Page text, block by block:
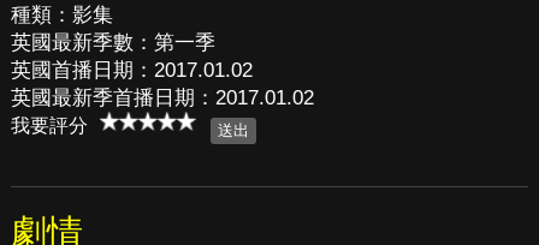
種類：影集
英國最新季數：第一季
英國首播日期：2017.01.02
英國最新季首播日期：2017.01.02
我要評分
劇情